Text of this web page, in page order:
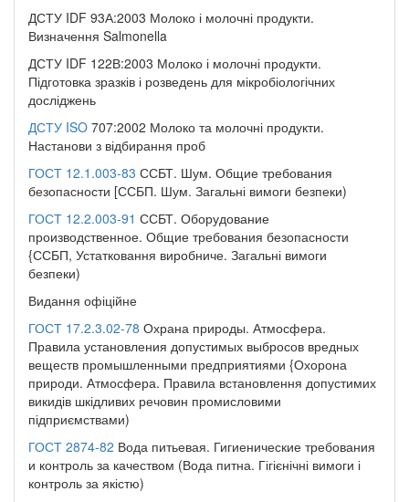
ДСТУ IDF 93А:2003 Молоко і молочні продукти.
Визначення Salmonella
ДСТУ IDF 122В:2003 Молоко і молочні продукти.
Підготовка зразків і розведень для мікробіологічних
досліджень
ДСТУ ISO 707:2002 Молоко та молочні продукти.
Настанови з відбирання проб
ГОСТ 12.1.003-83 ССБТ. Шум. Общие требования
безопасности [ССБП. Шум. Загальні вимоги безпеки)
ГОСТ 12.2.003-91 ССБТ. Оборудование
производственное. Общие требования безопасности
{ССБП, Устатковання виробниче. Загальні вимоги
безпеки)
Видання офіційне
ГОСТ 17.2.3.02-78 Охрана природы. Атмосфера.
Правила установления допустимых выбросов вредных
веществ промышленными предприятиями {Охорона
природи. Атмосфера. Правила встановлення допустимих
викидів шкідливих речовин промисловими
підприємствами)
ГОСТ 2874-82 Вода питьевая. Гигиенические требования
и контроль за качеством (Вода питна. Гігієнічні вимоги і
контроль за якістю)